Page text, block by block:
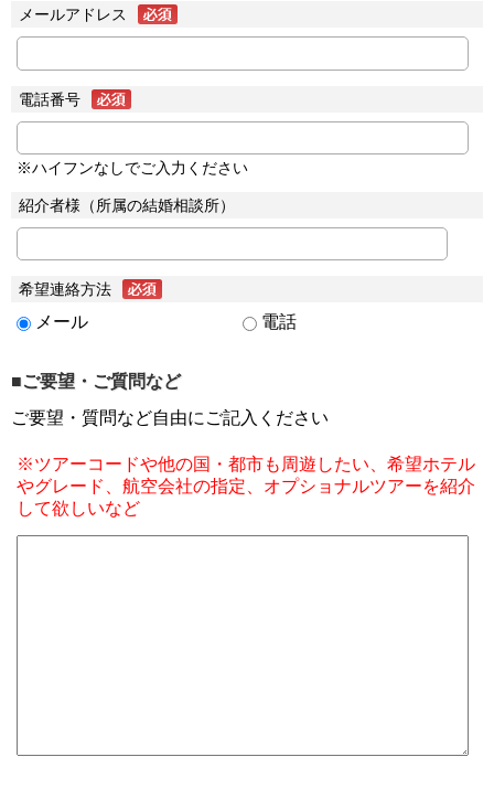
メールアドレス
電話番号
※ハイフンなしでご入力ください
紹介者様（所属の結婚相談所）
希望連絡方法
メール 電話
■ご要望・ご質問など
ご要望・質問など自由にご記入ください
※ツアーコードや他の国・都市も周遊したい、希望ホテル
やグレード、航空会社の指定、オプショナルツアーを紹介
して欲しいなど